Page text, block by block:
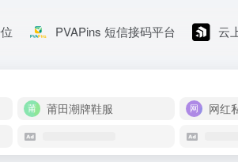
PVAPins 短信接码平台 云
莆田潮牌鞋服 网红